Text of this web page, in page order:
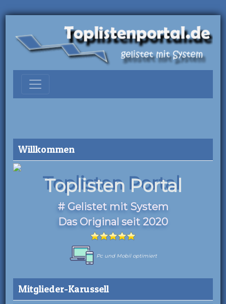
Willkommen
Toplisten Portal
# Gelistet mit System
Das Original seit 2020
Pc und Mobil optimiert
Mitglieder-Karussell